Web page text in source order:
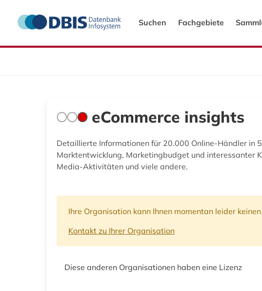
Suchen Fachgebiete
eCommerce insights
Detaillierte Informationen für 20.000 Online-Händler in
Marktentwicklung, Marketingbudget und interessanter
Media-Aktivitäten und viele andere.
Ihre Organisation kann Ihnen momentan leider
Kontakt zu Ihrer Organisation
Diese anderen Organisationen haben eine Lizenz